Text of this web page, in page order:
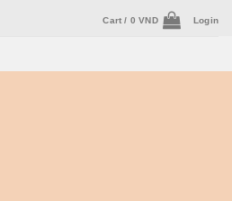
Cart / 0VND Login